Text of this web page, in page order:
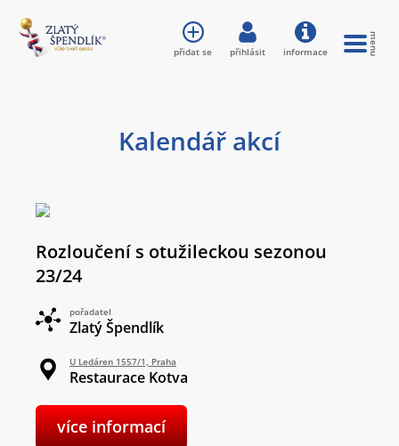
Kalendář akcí
Rozloučení s otužileckou sezonou
23/24
pořadatel
Zlatý Špendlík
U Ledáren 1557/1, Praha
Restaurace Kotva
více informací
přidat se přihlásit informace